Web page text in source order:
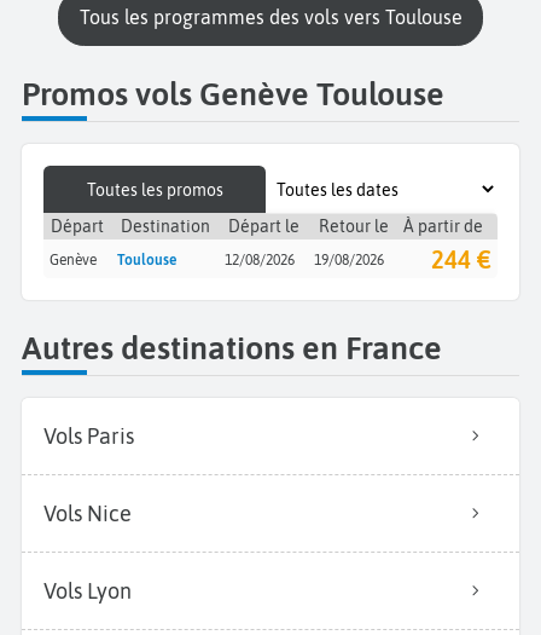
Tous les programmes des vols vers Toulouse
Promos vols Genève Toulouse
Toutes les promos
Départ
Destination Départ le Retour le À partir de
Genève Toulouse 12/08/2026 19/08/2026 244 €
Autres destinations en France
Vols Paris
Vols Nice
Vols Lyon